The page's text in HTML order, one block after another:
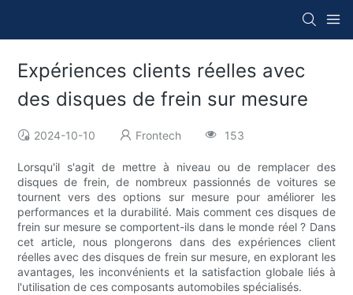
Expériences clients réelles avec
des disques de frein sur mesure
2024-10-10 Frontech 153
Lorsqu'il s'agit de mettre à niveau ou de remplacer des
disques de frein, de nombreux passionnés de voitures se
tournent vers des options sur mesure pour améliorer les
performances et la durabilité. Mais comment ces disques de
frein sur mesure se comportent-ils dans le monde réel ? Dans
cet article, nous plongerons dans des expériences client
réelles avec des disques de frein sur mesure, en explorant les
avantages, les inconvénients et la satisfaction globale liés à
l'utilisation de ces composants automobiles spécialisés.